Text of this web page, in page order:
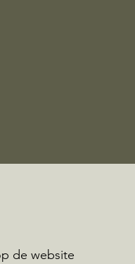
de website